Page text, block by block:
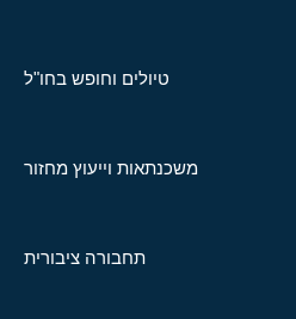
טיולים וחופש בחו"ל
משכנתאות וייעוץ מחזור
תחבורה ציבורית